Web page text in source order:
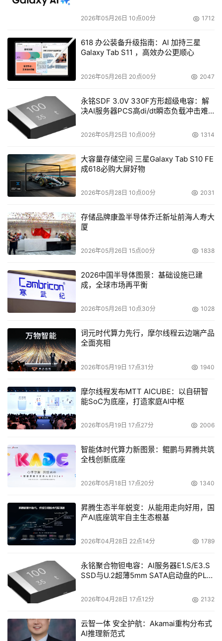
慧家庭生态注入新动能。
用快速走进家庭，对家庭带宽、业务体验、宽带服务及产品
能力都提出了更高的要求。本次贵州移动智能网产品的发布
将进一步巩固贵州移动在家宽产品创新和服务能力上的领先
超千兆家庭终端、家庭康养、3D观影、家庭智能体等新业
务，全力支撑家庭宽带服务提质，推动AI应用快速走进千家
万户。
更智能、更爱家：开启智慧家庭新篇章
发布会上，贵州移动围绕“更智能”与“更爱家”两大方向，全
面升级智慧家庭服务体系。在“更智能”方面，“灵犀家庭管
学习，主动理解家庭成员需求，让家真正“懂你”；家庭
Token算力套餐推动算力服务从“遥不可及””到“人人可用”，
用户可便捷调用AI能力，开启家庭算力消费新模式；
快、体验超爽、服务超贴心”的全新网络体验。在“更爱家”方
面，贵州移动联合生态伙伴推出五大温情场景：“悦己悠然”
打造沉浸式家庭数字娱乐空间；“老有所护”实现跌倒告警、
行为异常等全天候守护；“幼有所教”整合AI互动学习工具；
“宠有所爱”支持远程看护与健康监测；“全家共享”提供覆盖
生活方方面面的全场景权益服务，让科技真正服务于每一个
家庭成员。
生态伙伴齐聚：共建智能家庭新未来
为表示将持续以全光FTTR技术和AI能力为底座，打造“每个
房间超千兆”的极致体验。中移(杭州)信息技术有限公司专家
指出，灵犀智能体已进化为家庭智能中枢，成为超千兆生活
视”的跨越。“中国教育在线”肯定了超千兆宽带让优质教育资
源更普惠地走进千家万户。
2026年05月26日 10点00分 1712
618 办公装备升级指南：AI 加持三星
Galaxy Tab S11 ，高效办公更顺心
2026年05月26日 20点00分 2047
永铭SDF 3.0V 330F方形超级电容：解
决AI服务器PCS高di/dt瞬态负载冲击难
2026年05月25日 10点00分 1314
大容量存储空间 三星Galaxy Tab S10 FE
成618必购大屏好物
2026年05月28日 10点00分 2031
存储品牌康盈半导体乔迁新址前海人寿大
厦
2026年05月26日 15点00分 1838
2026中国半导体图景：基础设施已建
成，全球市场再平衡
2026年05月26日 10点30分 1028
词元时代算力先行，摩尔线程云边端产品
全面亮相
2026年05月19日 17点31分 1940
摩尔线程发布MTT AICUBE：以自研智
能SoC为底座，打造家庭AI中枢
2026年05月19日 17点27分 2006
智能体时代算力新图景：鲲鹏与昇腾共筑
全栈创新底座
2026年05月18日 17点20分 1340
昇腾生态半年蜕变：从能用走向好用，国
产AI底座筑牢自主生态根基
2026年04月28日 22点14分 1789
永铭聚合物钽电容：AI服务器E1.S/E3.S
SSD与U.2超薄5mm SATA启动盘的PLP
2026年04月28日 17点12分 2132
云智一体 安全护航：Akamai重构分布式
AI推理新范式